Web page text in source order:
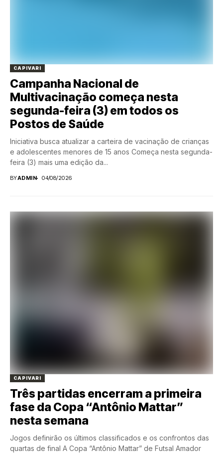
CAPIVARI
Campanha Nacional de
Multivacinação começa nesta
segunda-feira (3) em todos os
Postos de Saúde
Iniciativa busca atualizar a carteira de vacinação de crianças
e adolescentes menores de 15 anos Começa nesta segunda-
feira (3) mais uma edição da...
BYADMIN 04/08/2026
CAPIVARI
Três partidas encerram a primeira
fase da Copa “Antônio Mattar”
nesta semana
Jogos definirão os últimos classificados e os confrontos das
quartas de final A Copa “Antônio Mattar” de Futsal Amador